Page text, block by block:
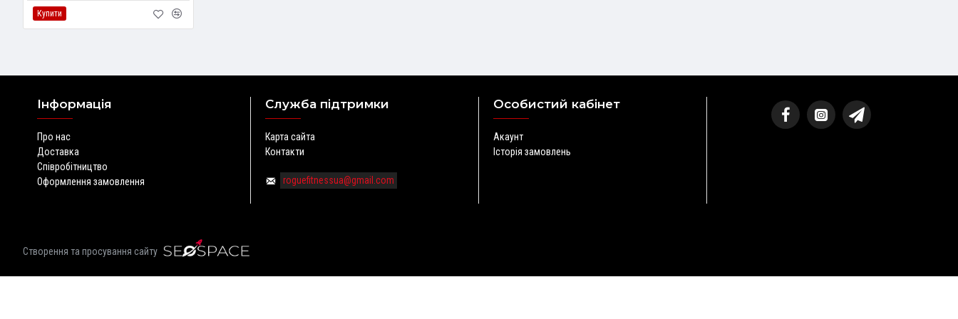
Купити
Інформація
Про нас
Доставка
Співробітництво
Оформлення замовлення
Служба підтримки
Карта сайта
Контакти
roguefitnessua@gmail.com
Особистий кабінет
Акаунт
Історія замовлень
Створення та просування сайту